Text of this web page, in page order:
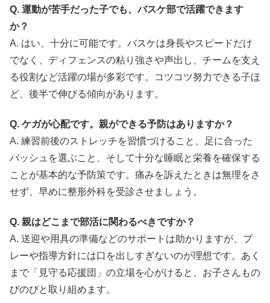
Q. 運動が苦手だった子でも、バスケ部で活躍できます
か？
A. はい、十分に可能です。バスケは身長やスピードだけ
でなく、ディフェンスの粘り強さや声出し、チームを支え
る役割など活躍の場が多彩です。コツコツ努力できる子ほ
ど、後半で伸びる傾向があります。
Q. ケガが心配です。親ができる予防はありますか？
A. 練習前後のストレッチを習慣づけること、足に合った
バッシュを選ぶこと、そして十分な睡眠と栄養を確保する
ことが基本的な予防策です。痛みを訴えたときは無理をさ
せず、早めに整形外科を受診させましょう。
Q. 親はどこまで部活に関わるべきですか？
A. 送迎や用具の準備などのサポートは助かりますが、プ
レーや指導方針には口を出しすぎないのが理想です。あく
まで「見守る応援団」の立場を心がけると、お子さんもの
びのびと取り組めます。